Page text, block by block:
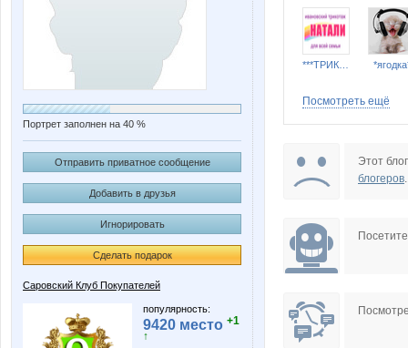
Портрет заполнен на 40 %
Отправить приватное сообщение
Добавить в друзья
Игнорировать
Сделать подарок
Саровский Клуб Покупателей
популярность:
9420 место +1
↑
Ladyfirst
OleOka OlgaSS
Посмотреть ещё
Этот
блогеров.